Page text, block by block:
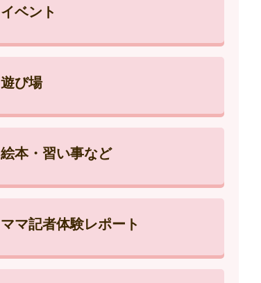
イベント
遊び場
絵本・習い事など
ママ記者体験レポート